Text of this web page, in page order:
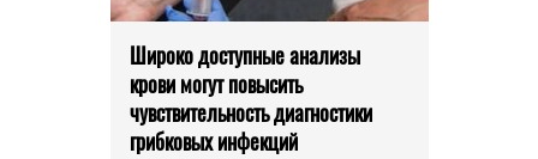
Широко доступные анализы
крови могут повысить
чувствительность диагностики
грибковых инфекций